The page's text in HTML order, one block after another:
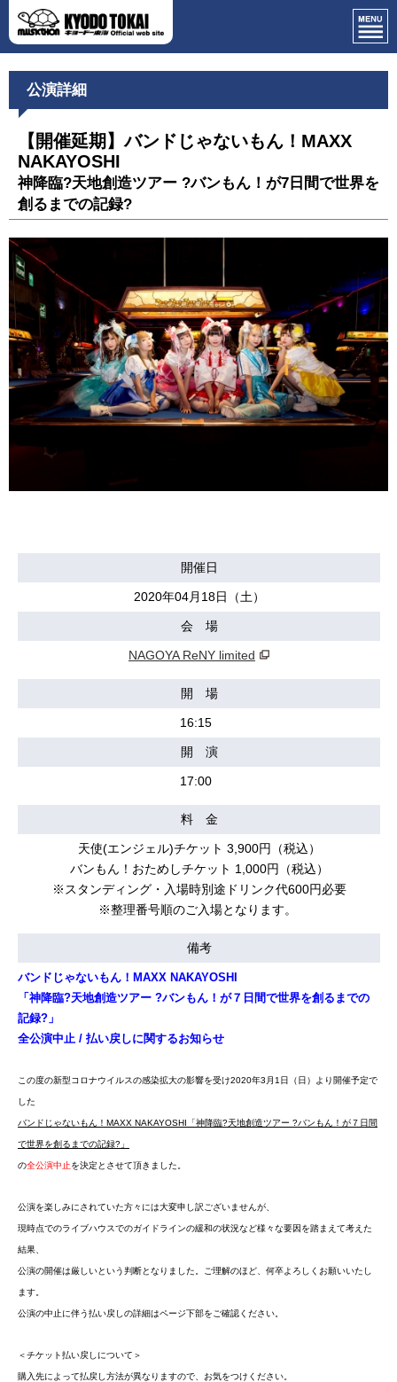
公演詳細
【開催延期】バンドじゃないもん！MAXX
NAKAYOSHI
神降臨?天地創造ツアー ?バンもん！が7日間で世界を
創るまでの記録?
開催日
2020年04月18日（土）
会 場
NAGOYA ReNY limited
開 場
16:15
開 演
17:00
料 金
天使(エンジェル)チケット 3,900円（税込）
バンもん！おためしチケット 1,000円（税込）
※スタンディング・入場時別途ドリンク代600円必要
※整理番号順のご入場となります。
備考
バンドじゃないもん！MAXX NAKAYOSHI
「神降臨?天地創造ツアー ?バンもん！が７日間で世界を創るまでの
記録?」
全公演中止 / 払い戻しに関するお知らせ
この度の新型コロナウイルスの感染拡大の影響を受け2020年3月1日（日）より開催予定で
した
バンドじゃないもん！MAXX NAKAYOSHI「神降臨?天地創造ツアー ?バンもん！が７日間
で世界を創るまでの記録?」
の全公演中止を決定とさせて頂きました。
公演を楽しみにされていた方々には大変申し訳ございませんが、
現時点でのライブハウスでのガイドラインの緩和の状況など様々な要因を踏まえて考えた
結果、
公演の開催は厳しいという判断となりました。ご理解のほど、何卒よろしくお願いいたし
ます。
公演の中止に伴う払い戻しの詳細はページ下部をご確認ください。
＜チケット払い戻しについて＞
購入先によって払戻し方法が異なりますので、お気をつけください。